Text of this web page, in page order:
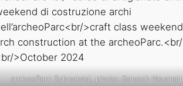
archeoParc Schnalstal, photo: Ganesh Neumair